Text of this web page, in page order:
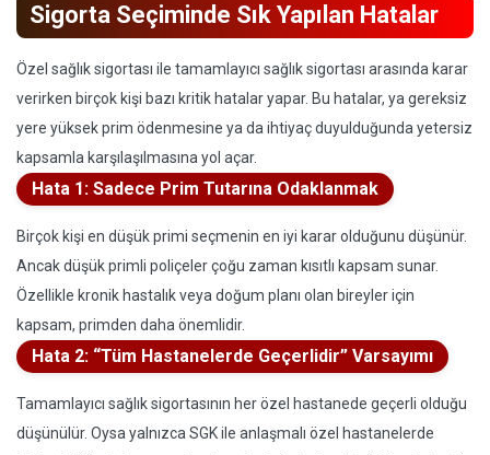
Sigorta Seçiminde Sık Yapılan Hatalar
Özel sağlık sigortası ile tamamlayıcı sağlık sigortası arasında karar
verirken birçok kişi bazı kritik hatalar yapar. Bu hatalar, ya gereksiz
yere yüksek prim ödenmesine ya da ihtiyaç duyulduğunda yetersiz
kapsamla karşılaşılmasına yol açar.
Hata 1: Sadece Prim Tutarına Odaklanmak
Birçok kişi en düşük primi seçmenin en iyi karar olduğunu düşünür.
Ancak düşük primli poliçeler çoğu zaman kısıtlı kapsam sunar.
Özellikle kronik hastalık veya doğum planı olan bireyler için
kapsam, primden daha önemlidir.
Hata 2: “Tüm Hastanelerde Geçerlidir” Varsayımı
Tamamlayıcı sağlık sigortasının her özel hastanede geçerli olduğu
düşünülür. Oysa yalnızca SGK ile anlaşmalı özel hastanelerde